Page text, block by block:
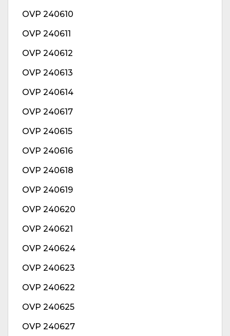
OVP 240610
OVP 240611
OVP 240612
OVP 240613
OVP 240614
OVP 240617
OVP 240615
OVP 240616
OVP 240618
OVP 240619
OVP 240620
OVP 240621
OVP 240624
OVP 240623
OVP 240622
OVP 240625
OVP 240627